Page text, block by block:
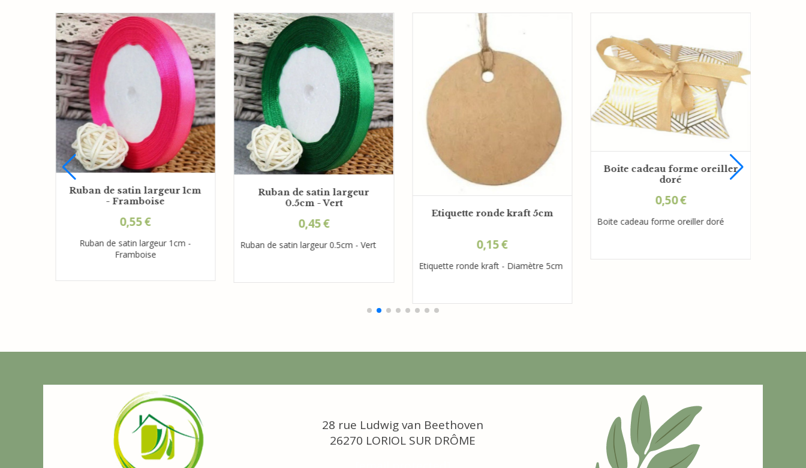
Ruban de satin largeur 1cm
- Framboise
0,55€
Ruban de satin largeur 1cm -
Framboise
Ruban de satin largeur
0.5cm - Vert
0,45€
Ruban de satin largeur 0.5cm - Vert
Etiquette ronde kraft 5cm
0,15€
Etiquette ronde kraft - Diamètre 5cm
Boite cadeau forme oreiller
doré
0,50€
Boite cadeau forme oreiller doré
28 rue Ludwig van Beethoven
26270 LORIOL SUR DRÔME